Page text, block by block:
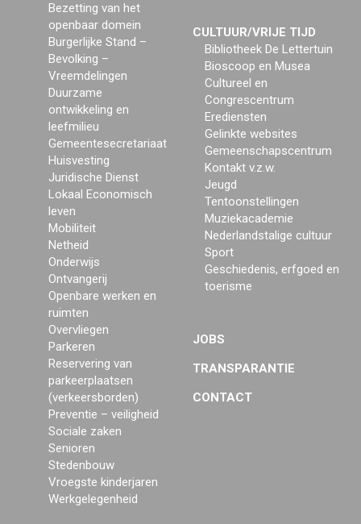
Bezetting van het
openbaar domein
Burgerlijke Stand –
Bevolking –
Vreemdelingen
Duurzame
ontwikkeling en
leefmilieu
Gemeentesecretariaat
Huisvesting
Juridische Dienst
Lokaal Economisch
leven
Mobiliteit
Netheid
Onderwijs
Ontvangerij
Openbare werken en
ruimten
Overvliegen
Parkeren
Reservering van
parkeerplaatsen
(verkeersborden)
Preventie – veiligheid
Sociale zaken
Senioren
Stedenbouw
Vroegste kinderjaren
Werkgelegenheid
CULTUUR/VRIJE TIJD
Bibliotheek De Lettertuin
Bioscoop en Musea
Cultureel en
Congrescentrum
Erediensten
Gelinkte websites
Gemeenschapscentrum
Kontakt v.z.w.
Jeugd
Tentoonstellingen
Muziekacademie
Nederlandstalige cultuur
Sport
Geschiedenis, erfgoed en
toerisme
JOBS
TRANSPARANTIE
CONTACT